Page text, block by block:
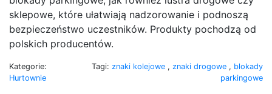
sklepowe, które ułatwiają nadzorowanie i podnoszą
bezpieczeństwo uczestników. Produkty pochodzą od
polskich producentów.
Kategorie:
Hurtownie
Tagi: znaki kolejowe , znaki drogowe , blokady
parkingowe